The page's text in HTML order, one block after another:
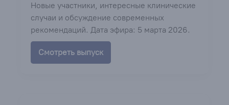
Новые участники, интересные клинические
случаи и обсуждение современных
рекомендаций. Дата эфира: 5 марта 2026.
Смотреть выпуск